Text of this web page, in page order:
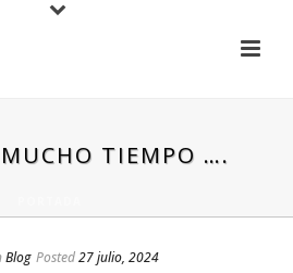
TIEMPO ….
Blog Posted27 julio, 2024